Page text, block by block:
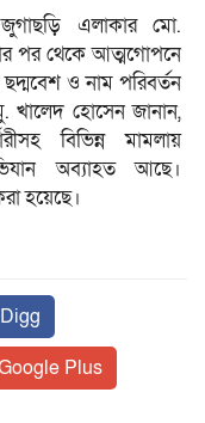
এলাকার মো.
পর থেকে আত্মগোপনে
ও নাম পরিবর্তন
মু. খালেদ হোসেন জানান,
বিভিন্ন মামলায়
অব্যাহত আছে।
হয়েছে।
Digg
Plus